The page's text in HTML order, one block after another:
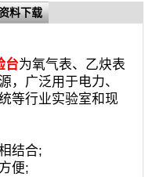
料下载
台为氧气表、乙炔表
，广泛用于电力、
等行业实验室和现
结合;
便;